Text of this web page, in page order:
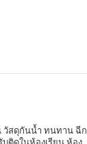
วัสดุกันน้ำ ทนทาน ฉีก